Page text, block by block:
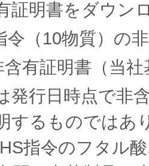
証明書をダウン
令（10物質）の
有証明書（当社
発行日時点で非
するものでは
指令のフタル